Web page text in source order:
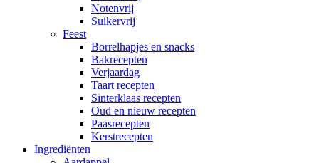
Notenvrij
Suikervrij
Feest
Borrelhapjes en snacks
Bakrecepten
Verjaardag
Taart recepten
Sinterklaas recepten
Oud en nieuw recepten
Paasrecepten
Kerstrecepten
Ingrediënten